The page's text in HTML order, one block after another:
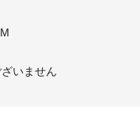
いません